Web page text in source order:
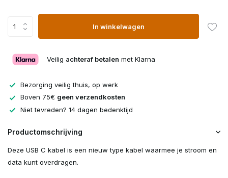
In winkelwagen
Veilig achteraf betalen met Klarna
Bezorging veilig thuis, op werk
Boven 75€ geen verzendkosten
Niet tevreden? 14 dagen bedenktijd
Productomschrijving
Deze USB C kabel is een nieuw type kabel waarmee je stroom en
data kunt overdragen.